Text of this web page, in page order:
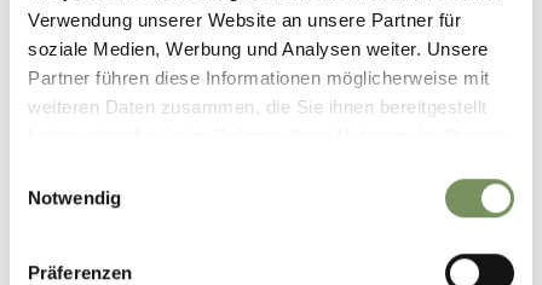
Verwendung unserer Website an unsere Partner für
soziale Medien, Werbung und Analysen weiter. Unsere
Partner führen diese Informationen möglicherweise mit
weiteren Daten zusammen, die Sie ihnen bereitgestellt
Notwendig
Präferenzen
GEZINSVAKANTIE IN HAFLING, VÖRAN &
MERAN 2000